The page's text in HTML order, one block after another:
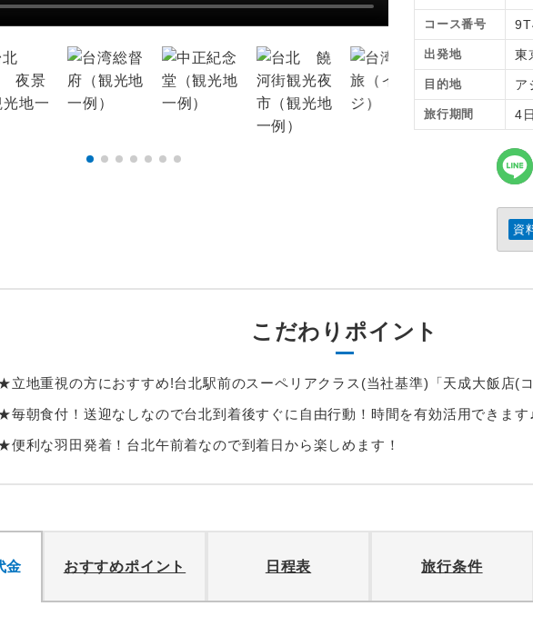
コース番号
出発地 東
目的地 ア
旅行期間 4
資
こだわりポイント
立地重視の方におすすめ!台北駅前のスーペリアクラス(当社基準)「天成大飯店(
毎朝食付！送迎なしなので台北到着後すぐに自由行動！時間を有効活用できます
便利な羽田発着！台北午前着なので到着日から楽しめます！
金 おすすめポイント 日程表 旅行条件